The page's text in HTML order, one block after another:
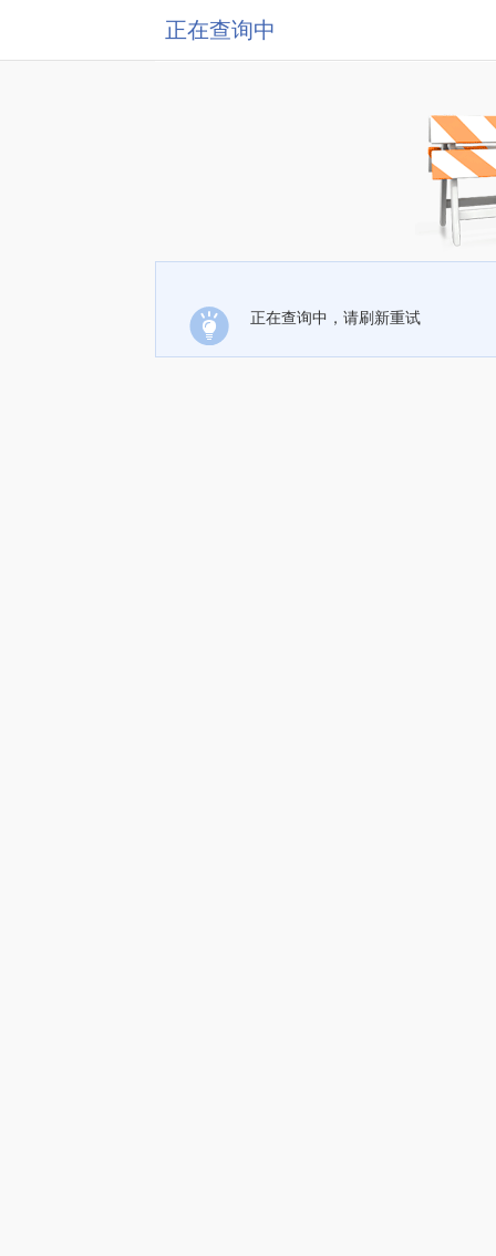
正在查询中
正在查询中，请刷新重试